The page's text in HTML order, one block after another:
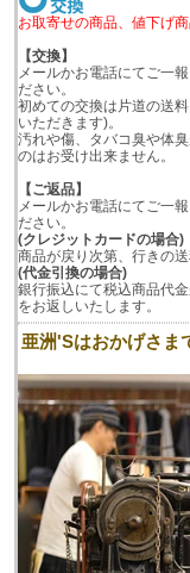
お取寄せの商品、値下げ
【交換】
メールかお電話にてご一
ださい。
初めての交換は片道の送
いただきます)。
汚れや傷、タバコ臭や体
のはお受け出来ません。
【ご返品】
メールかお電話にてご一
ださい。
(クレジットカードの場合)
商品が戻り次第、行きの
(代金引換の場合)
銀行振込にて税込商品代
をお返しいたします。
亜洲'Sはおかげさま